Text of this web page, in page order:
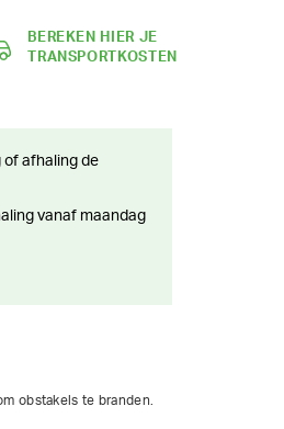
BEREKEN HIER JE
TRANSPORTKOSTEN
obstakels te branden.